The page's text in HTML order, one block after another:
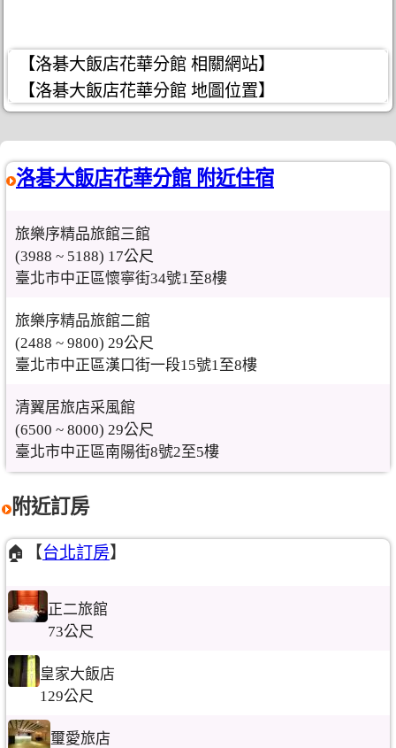
【洛碁大飯店花華分館 相關網站】
【洛碁大飯店花華分館 地圖位置】
洛碁大飯店花華分館 附近住宿
旅樂序精品旅館三館
(3988 ~ 5188) 17公尺
臺北市中正區懷寧街34號1至8樓
旅樂序精品旅館二館
(2488 ~ 9800) 29公尺
臺北市中正區漢口街一段15號1至8樓
清翼居旅店采風館
(6500 ~ 8000) 29公尺
臺北市中正區南陽街8號2至5樓
附近訂房
🏠【台北訂房】
正二旅館
73公尺
皇家大飯店
129公尺
璽愛旅店